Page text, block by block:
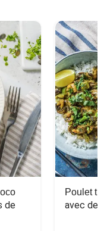
de
Poulet
avec des